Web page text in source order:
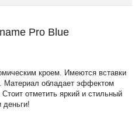
Pro Blue
кроем. Имеются вставки
Материал обладает эффектом
отметить яркий и стильный
деньги!